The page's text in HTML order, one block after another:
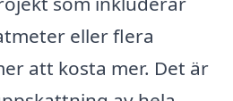
eller flera
att kosta mer. Det är